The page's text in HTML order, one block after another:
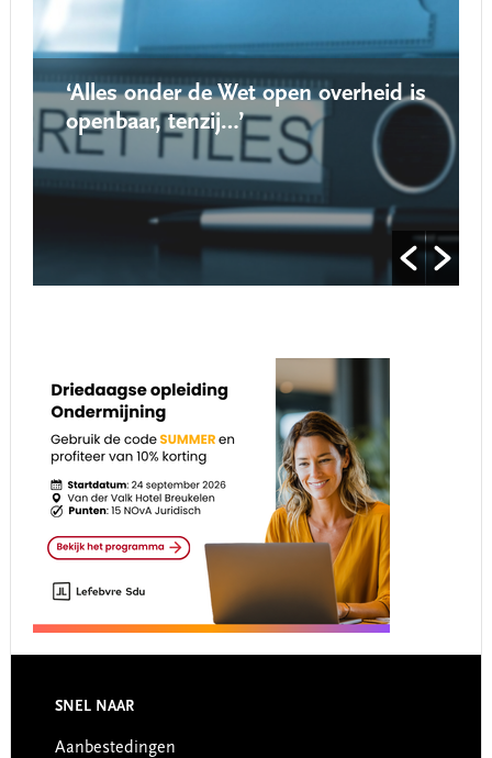
‘Alles onder de Wet open overheid is
openbaar, tenzij…’
roept
Footer
SNEL NAAR
Aanbestedingen